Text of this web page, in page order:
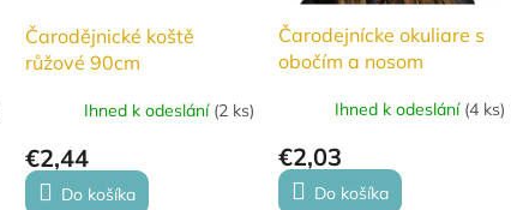
Čarodějnické koště
růžové 90cm
Ihned k odeslání (2 ks)
€2,44
Do košíka
Čarodejnícke okuliare s
obočím a nosom
Ihned k odeslání (4 ks)
€2,03
Do košíka